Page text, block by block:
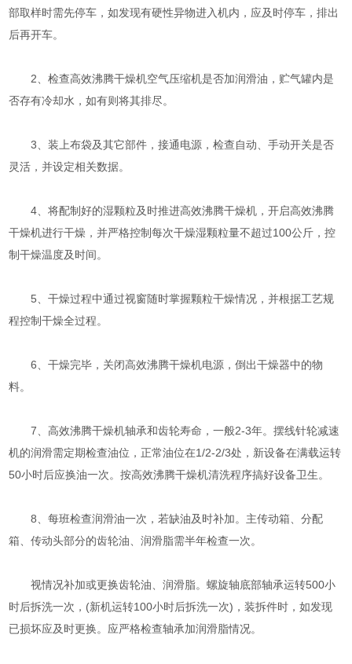
部取样时需先停车，如发现有硬性异物进入机内，应及时停车，排出
后再开车。
2、检查高效沸腾干燥机空气压缩机是否加润滑油，贮气罐内是
否存有冷却水，如有则将其排尽。
3、装上布袋及其它部件，接通电源，检查自动、手动开关是否
灵活，并设定相关数据。
4、将配制好的湿颗粒及时推进高效沸腾干燥机，开启高效沸腾
干燥机进行干燥，并严格控制每次干燥湿颗粒量不超过100公斤，控
制干燥温度及时间。
5、干燥过程中通过视窗随时掌握颗粒干燥情况，并根据工艺规
程控制干燥全过程。
6、干燥完毕，关闭高效沸腾干燥机电源，倒出干燥器中的物
料。
7、高效沸腾干燥机轴承和齿轮寿命，一般2-3年。摆线针轮减速
机的润滑需定期检查油位，正常油位在1/2-2/3处，新设备在满载运转
50小时后应换油一次。按高效沸腾干燥机清洗程序搞好设备卫生。
8、每班检查润滑油一次，若缺油及时补加。主传动箱、分配
箱、传动头部分的齿轮油、润滑脂需半年检查一次。
视情况补加或更换齿轮油、润滑脂。螺旋轴底部轴承运转500小
时后拆洗一次，(新机运转100小时后拆洗一次)，装拆件时，如发现
已损坏应及时更换。应严格检查轴承加润滑脂情况。